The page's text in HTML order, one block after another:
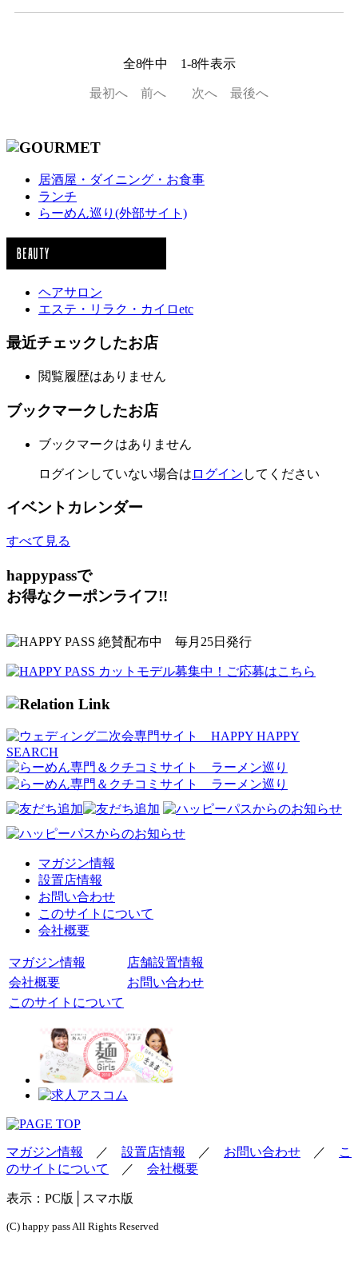
全8件中 1-8件表示
最初へ 前へ 次へ 最後へ
居酒屋・ダイニング・お食事
ランチ
らーめん巡り(外部サイト)
ヘアサロン
エステ・リラク・カイロetc
最近チェックしたお店
閲覧履歴はありません
ブックマークしたお店
ブックマークはありません
ログインしていない場合は ログイン してください
イベントカレンダー
すべて見る
happypassで
お得なクーポンライフ!!
マガジン情報
設置店情報
お問い合わせ
このサイトについて
会社概要
マガジン情報
店舗設置情報
会社概要
お問い合わせ
このサイトについて
マガジン情報 ／ 設置店情報 ／ お問い合わせ ／
こ
のサイトについて
／ 会社概要
表示： PC版 │スマホ版
(C) happy pass All Rights Reserved